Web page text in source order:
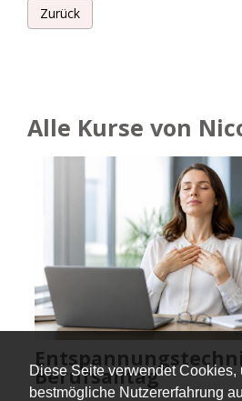
Diese Seite verwendet Cookies,
bestmögliche Nutzererfahrung
Zurück
Alle Kurse von
Berufsalltag